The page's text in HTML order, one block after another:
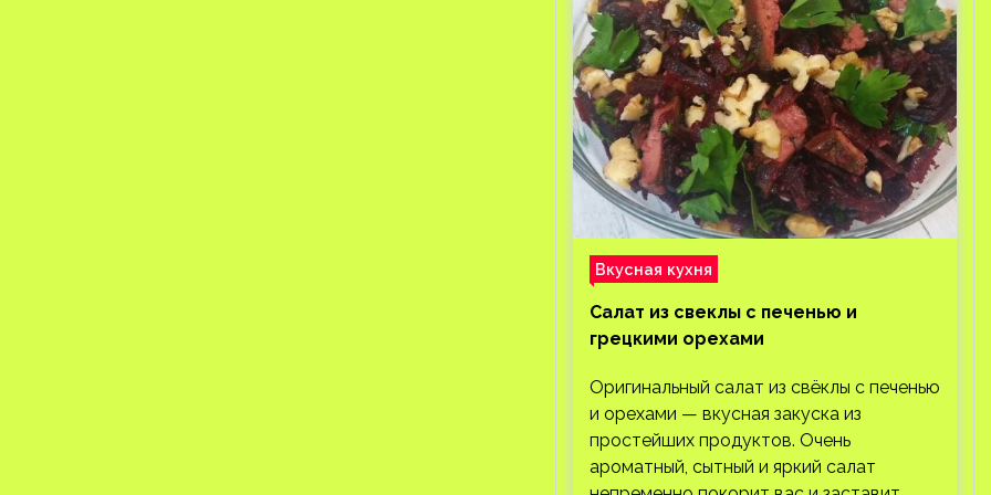
Вкусная кухня
Салат из свеклы с печенью и
грецкими орехами
Оригинальный салат из свёклы с печенью
и орехами — вкусная закуска из
простейших продуктов. Очень
ароматный, сытный и яркий салат